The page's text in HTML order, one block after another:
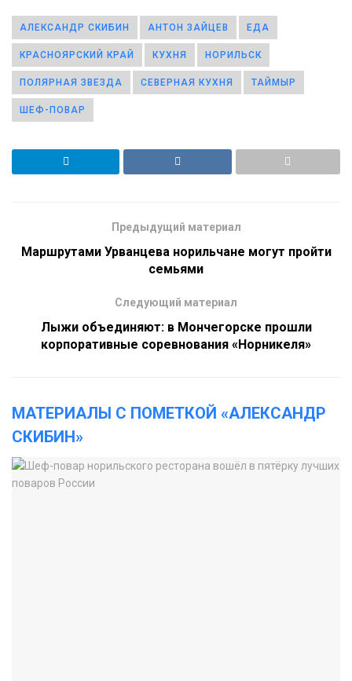
АЛЕКСАНДР СКИБИН АНТОН ЗАЙЦЕВ ЕДА
КРАСНОЯРСКИЙ КРАЙ КУХНЯ НОРИЛЬСК
ПОЛЯРНАЯ ЗВЕЗДА СЕВЕРНАЯ КУХНЯ ТАЙМЫР
ШЕФ-ПОВАР
Предыдущий материал
Маршрутами Урванцева норильчане могут пройти
семьями
Следующий материал
Лыжи объединяют: в Мончегорске прошли
корпоративные соревнования «Норникеля»
МАТЕРИАЛЫ С ПОМЕТКОЙ «АЛЕКСАНДР
СКИБИН»